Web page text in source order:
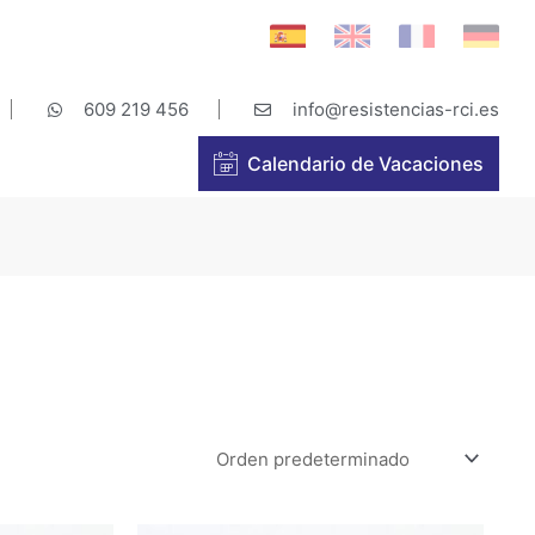
609 219 456 info@resistencias-rci.es
Calendario de Vacaciones